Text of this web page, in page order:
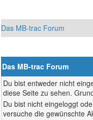
Das MB-trac Forum
Das MB-trac Forum
Du bist entweder nicht
diese Seite zu sehen.
Du bist nicht eingeloggt
versuche die gewünschte